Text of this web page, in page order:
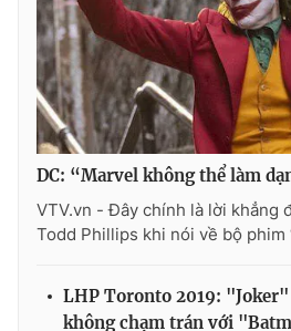
Theo dõi báo trên
Cơ quan chủ quản:Đài Truyền hình
Cơ quan báo chí:Thời báo VTV
Giấy phép hoạt động báo in và báo
Tổng Biên tập:Vũ Thanh Thủy
Tổng đài VTV: 024.38 355 931 -
DC: “Marvel không thể làm
VTV.vn - Đây chính là lời khẳng
Todd Phillips khi nói về bộ phim
LHP Toronto 2019: "Joker"
không chạm trán với